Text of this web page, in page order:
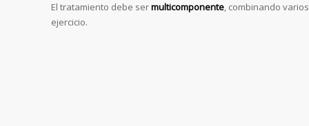
El tratamiento debe sermulticomponente, combinando
ejercicio.